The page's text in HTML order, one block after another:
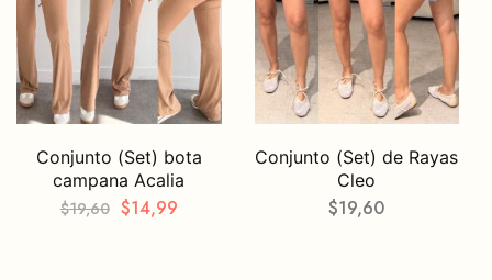
Conjunto (Set) bota
campana Acalia
$19,60 $14,99
Conjunto (Set) de Rayas
Cleo
$19,60